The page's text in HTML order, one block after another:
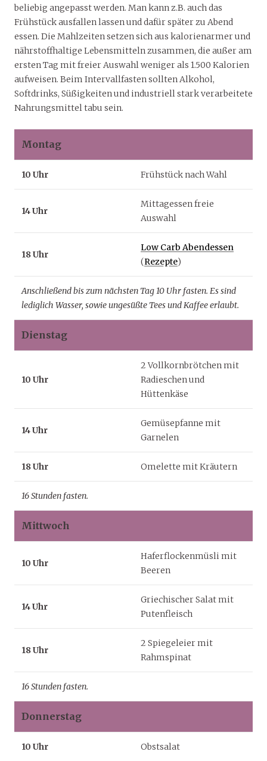
beliebig angepasst werden. Man kann z.B. auch das
Frühstück ausfallen lassen und dafür später zu Abend
essen. Die Mahlzeiten setzen sich aus kalorienarmer und
nährstoffhaltige Lebensmitteln zusammen, die außer am
ersten Tag mit freier Auswahl weniger als 1.500 Kalorien
aufweisen. Beim Intervallfasten sollten Alkohol,
Softdrinks, Süßigkeiten und industriell stark verarbeitete
Nahrungsmittel tabu sein.
Montag
10 Uhr Frühstück nach Wahl
14 Uhr
Mittagessen freie
Auswahl
18 Uhr
Low Carb Abendessen
(Rezepte)
Anschließend bis zum nächsten Tag 10 Uhr fasten. Es sind
lediglich Wasser, sowie ungesüßte Tees und Kaffee erlaubt.
Dienstag
10 Uhr
2 Vollkornbrötchen mit
Radieschen und
Hüttenkäse
14 Uhr
Gemüsepfanne mit
Garnelen
18 Uhr Omelette mit Kräutern
16 Stunden fasten.
Mittwoch
10 Uhr
Haferflockenmüsli mit
Beeren
14 Uhr
Griechischer Salat mit
Putenfleisch
18 Uhr
2 Spiegeleier mit
Rahmspinat
16 Stunden fasten.
Donnerstag
10 Uhr Obstsalat